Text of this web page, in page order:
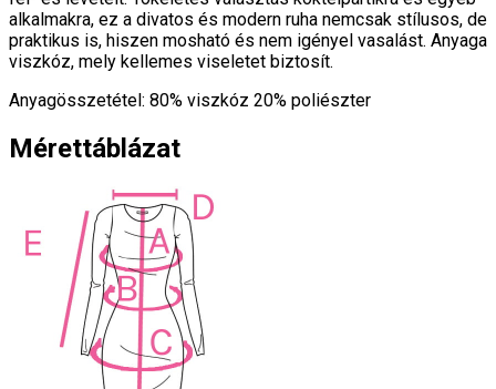
alkalmakra, ez a divatos és modern ruha nemcsak stílusos, de
praktikus is, hiszen mosható és nem igényel vasalást. Anyaga
viszkóz, mely kellemes viseletet biztosít.
Anyagösszetétel: 80% viszkóz 20% poliészter
Mérettáblázat